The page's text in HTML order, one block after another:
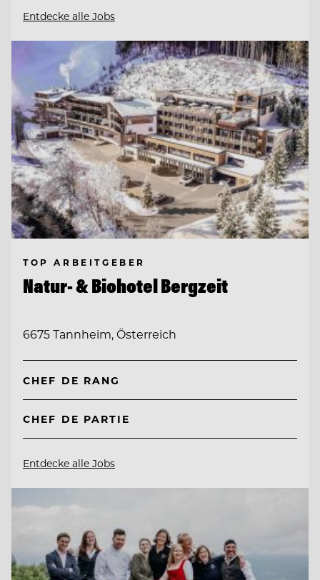
Entdecke alle Jobs
TOP ARBEITGEBER
Natur- & Biohotel Bergzeit
6675 Tannheim, Österreich
CHEF DE RANG
CHEF DE PARTIE
Entdecke alle Jobs